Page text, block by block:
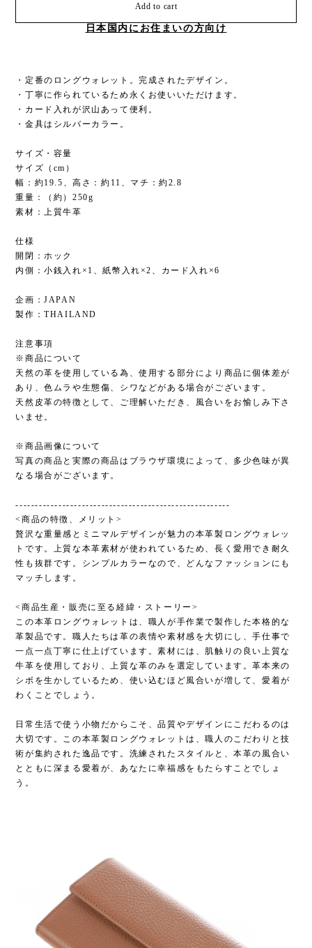
Add to cart
日本国内にお住まいの方向け
・定番のロングウォレット。完成されたデザイン。
・丁寧に作られているため永くお使いいただけます。
・カード入れが沢山あって便利。
・金具はシルバーカラー。
サイズ・容量
サイズ（cm）
幅：約19.5、高さ：約11、マチ：約2.8
重量：（約）250g
素材：上質牛革
仕様
開閉：ホック
内側：小銭入れ×1、紙幣入れ×2、カード入れ×6
企画：JAPAN
製作：THAILAND
注意事項
※商品について
天然の革を使用している為、使用する部分により商品に個体差が
あり、色ムラや生態傷、シワなどがある場合がございます。
天然皮革の特徴として、ご理解いただき、風合いをお愉しみ下さ
いませ。
※商品画像について
写真の商品と実際の商品はブラウザ環境によって、多少色味が異
なる場合がございます。
-------------------------------------------------------
<商品の特徴、メリット>
贅沢な重量感とミニマルデザインが魅力の本革製ロングウォレッ
トです。上質な本革素材が使われているため、長く愛用でき耐久
性も抜群です。シンプルカラーなので、どんなファッションにも
マッチします。
<商品生産・販売に至る経緯・ストーリー>
この本革ロングウォレットは、職人が手作業で製作した本格的な
革製品です。職人たちは革の表情や素材感を大切にし、手仕事で
一点一点丁寧に仕上げています。素材には、肌触りの良い上質な
牛革を使用しており、上質な革のみを選定しています。革本来の
シボを生かしているため、使い込むほど風合いが増して、愛着が
わくことでしょう。
日常生活で使う小物だからこそ、品質やデザインにこだわるのは
大切です。この本革製ロングウォレットは、職人のこだわりと技
術が集約された逸品です。洗練されたスタイルと、本革の風合い
とともに深まる愛着が、あなたに幸福感をもたらすことでしょ
う。